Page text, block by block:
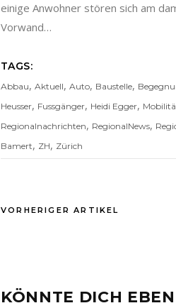
einige Anwohner stören sich am
Vorwand…
TAGS:
Abbau, Aktuell, Auto, Baustelle,
Heusser, Fussgänger, Heidi Egger,
Regionalnachrichten, RegionalNews,
Bamert, ZH, Zürich
VORHERIGER ARTIKEL
KÖNNTE DICH